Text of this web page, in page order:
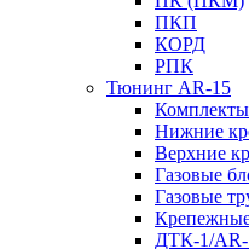
ПКП
КОРД
РПК
Тюнинг AR-15
Нижние
Верхние
Газовые
Газовые
ДТК-1/AR-